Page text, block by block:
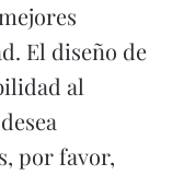
El diseño de
al
por favor,